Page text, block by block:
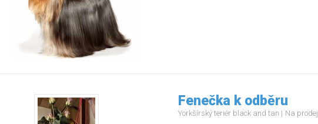
Fenečka k odběru
Yorkšírský teriér black and tan Na prodej